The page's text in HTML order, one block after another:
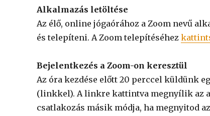
Alkalmazás letöltése
Az élő, online jógaórához a Zoom nevű
és telepíteni. A Zoom telepítéséhez
Bejelentkezés a Zoom-on keresztül
Az óra kezdése előtt 20 perccel küldünk
(linkkel). A linkre kattintva megnyílik az
csatlakozás másik módja, ha megnyitod